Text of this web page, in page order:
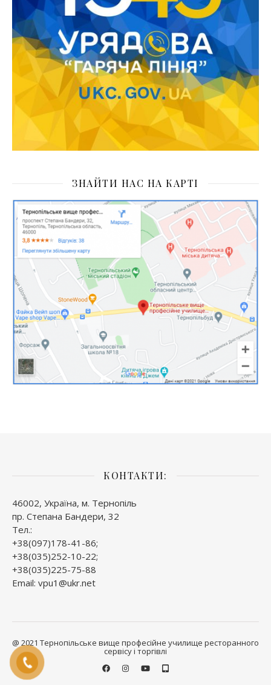
ЗНАЙТИ НАС НА КАРТІ
КОНТАКТИ:
46002, Україна, м. Тернопіль
пр. Степана Бандери, 32
Тел.:
+38(097)178-41-86;
+38(035)252-10-22;
+38(035)225-75-88
Email: vpu1@ukr.net
@ 2021 Тернопільське вище професійне училище ресторанного
сервісу і торгівлі